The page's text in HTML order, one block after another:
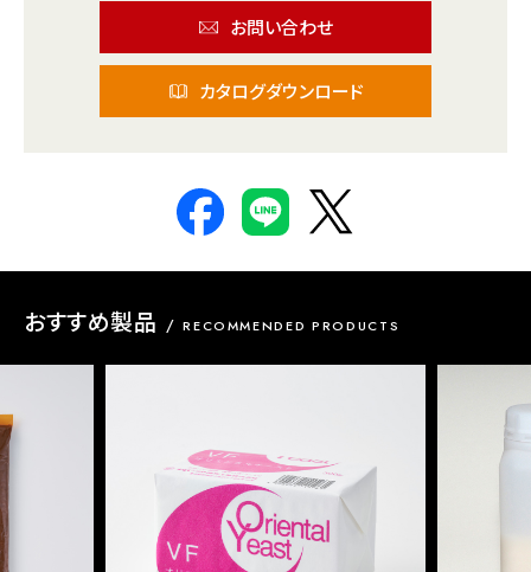
お問い合わせ
カタログダウンロード
おすすめ製品 RECOMMENDED PRODUCTS